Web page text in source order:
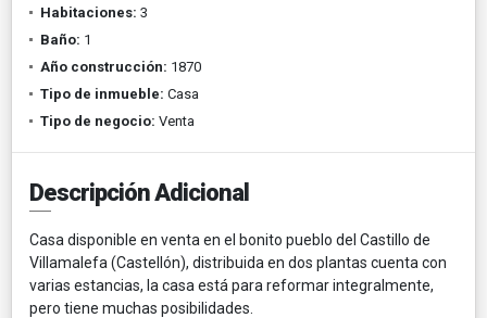
Habitaciones: 3
Baño: 1
Año construcción: 1870
Tipo de inmueble: Casa
Tipo de negocio: Venta
Descripción Adicional
Casa disponible en venta en el bonito pueblo del Castillo de
Villamalefa (Castellón), distribuida en dos plantas cuenta con
varias estancias, la casa está para reformar integralmente,
pero tiene muchas posibilidades.